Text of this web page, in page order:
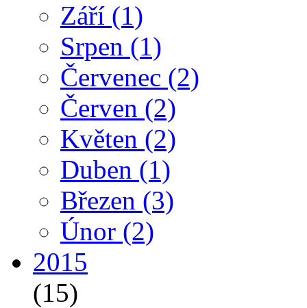
Září (1)
Srpen (1)
Červenec (2)
Červen (2)
Květen (2)
Duben (1)
Březen (3)
Únor (2)
2015
(15)